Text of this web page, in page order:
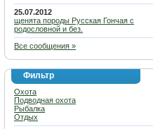
25.07.2012
щенята породы Русская Гончая с
родословной и без.
Все сообщения »
Фильтр
Охота
Подводная охота
Рыбалка
Отдых